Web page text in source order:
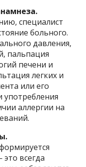
специалист
больного.
давления,
пальпация
печени и
легких и
или его
употребления
аллергии на
всегда